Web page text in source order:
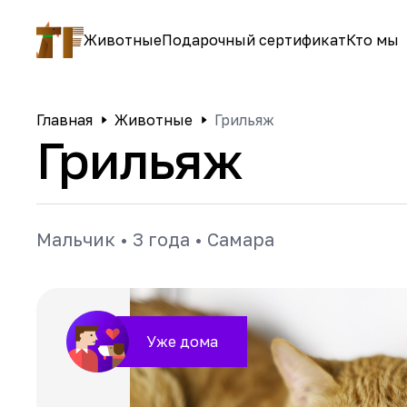
ЖивотныеПодарочный сертификатКто мы
Главная Животные Грильяж
Грильяж
Мальчик • 3 года • Самара
Уже дома